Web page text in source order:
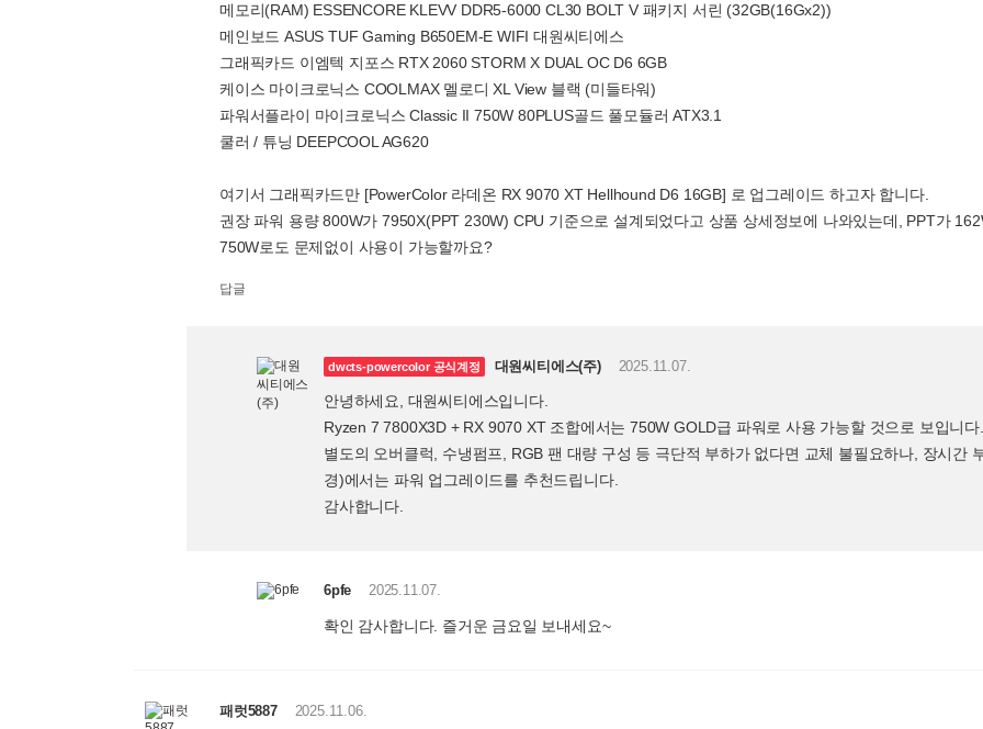
메모리(RAM) ESSENCORE KLEVV DDR5-6000 CL30 BOLT V 패키지 서린 (32GB(16Gx2))
메인보드 ASUS TUF Gaming B650EM-E WIFI 대원씨티에스
그래픽카드 이엠텍 지포스 RTX 2060 STORM X DUAL OC D6 6GB
케이스 마이크로닉스 COOLMAX 멜로디 XL View 블랙 (미들타워)
파워서플라이 마이크로닉스 Classic II 750W 80PLUS골드 풀모듈러 ATX3.1
쿨러 / 튜닝 DEEPCOOL AG620
여기서 그래픽카드만 [PowerColor 라데온 RX 9070 XT Hellhound D6 16GB] 로 업그레이드 하고자 합니다.
권장 파워 용량 800W가 7950X(PPT 230W) CPU 기준으로 설계되었다고 상품 상세정보에 나와있는데, PPT가
750W로도 문제없이 사용이 가능할까요?
답글
dwcts-powercolor 공식계정 대원씨티에스(주) 2025.11.07.
안녕하세요, 대원씨티에스입니다.
Ryzen 7 7800X3D + RX 9070 XT 조합에서는 750W GOLD급 파워로 사용 가능할 것으로 보입니다.
별도의 오버클럭, 수냉펌프, RGB 팬 대량 구성 등 극단적 부하가 없다면 교체 불필요하나, 장시간
경)에서는 파워 업그레이드를 추천드립니다.
감사합니다.
6pfe 2025.11.07.
확인 감사합니다. 즐거운 금요일 보내세요~
패럿5887 2025.11.06.